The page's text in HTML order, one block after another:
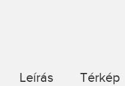
Leírás Térkép